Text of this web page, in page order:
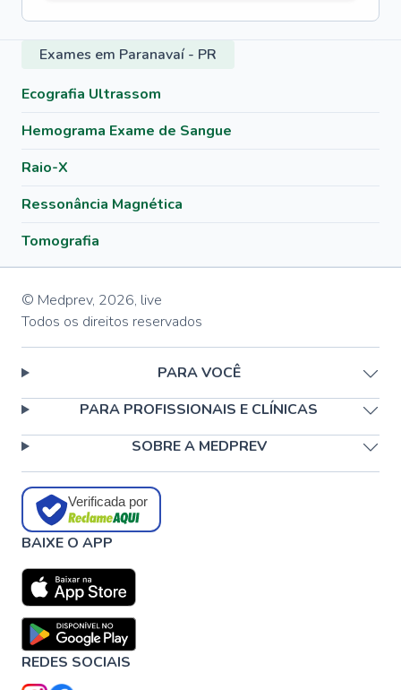
Exames em Paranavaí - PR
Ecografia Ultrassom
Hemograma Exame de Sangue
Raio-X
Ressonância Magnética
Tomografia
© Medprev, 2026, live
Todos os direitos reservados
PARA VOCÊ
PARA PROFISSIONAIS E CLÍNICAS
SOBRE A MEDPREV
Verificada por
BAIXE O APP
REDES SOCIAIS